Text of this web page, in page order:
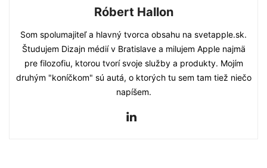
Róbert Hallon
Som spolumajiteľ a hlavný tvorca obsahu na svetapple.sk.
Študujem Dizajn médií v Bratislave a milujem Apple najmä
pre filozofiu, ktorou tvorí svoje služby a produkty. Mojím
druhým "koníčkom" sú autá, o ktorých tu sem tam tiež niečo
napíšem.